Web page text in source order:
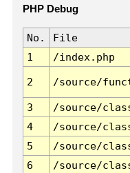
PHP Debug
No. File
1
/index.php
2 /source/
3 /source/
4
/source/
5
/source/
6
/source/